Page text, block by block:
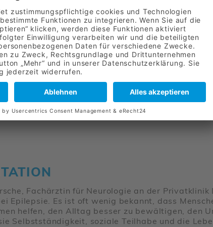
läßt sich immer wieder Programme
Woche wurden im Vorhinein schon
es einen Bezug zu diesem schönen Land
Alltagge­spräche, in der KRativ­werk­stätte
sich einge­bracht mit spezi­ellen Speisen aus
Fach­ärztin für Neuro­logie an der
Epilepsie. Es ist oft wenig bekannt, dass
helfen, den Alltag besser zu bewäl­tigen, den
Selbst­stän­dig­keit, soziale Teil­habe und die